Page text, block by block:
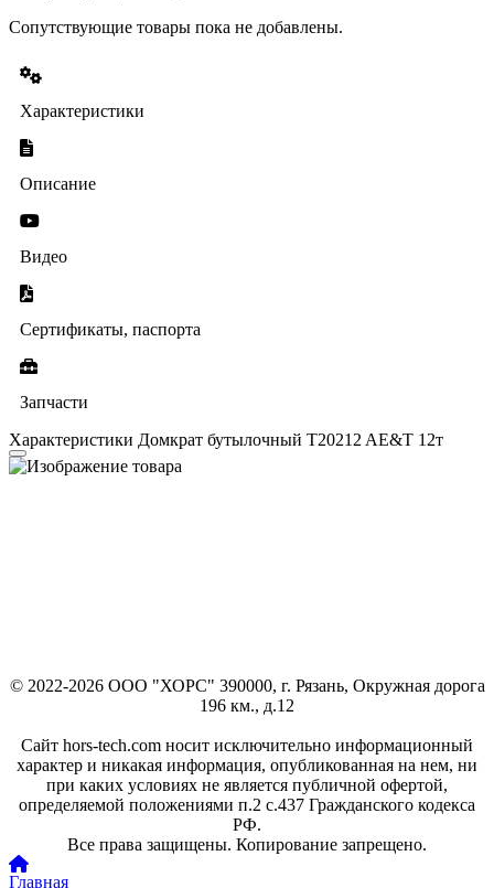
Сопутствующие товары пока не добавлены.
Характеристики
Описание
Видео
Сертификаты, паспорта
Запчасти
Характеристики Домкрат бутылочный T20212 AE&T 12т
© 2022-2026 ООО "ХОРС" 390000, г. Рязань, Окружная дорога
196 км., д.12
Сайт hors-tech.com носит исключительно информационный
характер и никакая информация, опубликованная на нем, ни
при каких условиях не является публичной офертой,
определяемой положениями п.2 с.437 Гражданского кодекса
РФ.
Все права защищены. Копирование запрещено.
Главная